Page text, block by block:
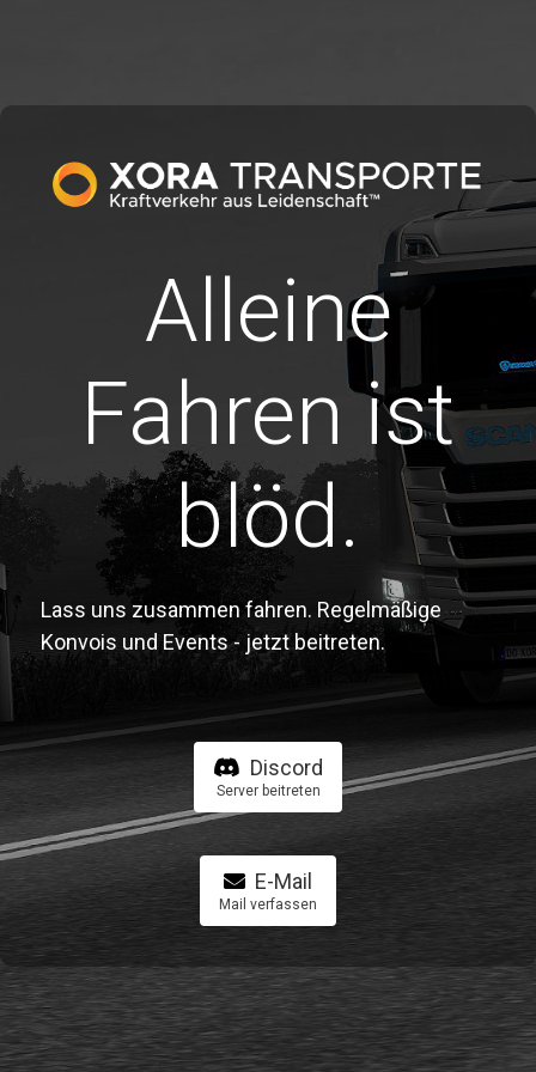
Alleine
Fahren ist
blöd.
Lass uns zusammen fahren. Regelmäßige
Konvois und Events - jetzt beitreten.
Discord
Server beitreten
E-Mail
Mail verfassen